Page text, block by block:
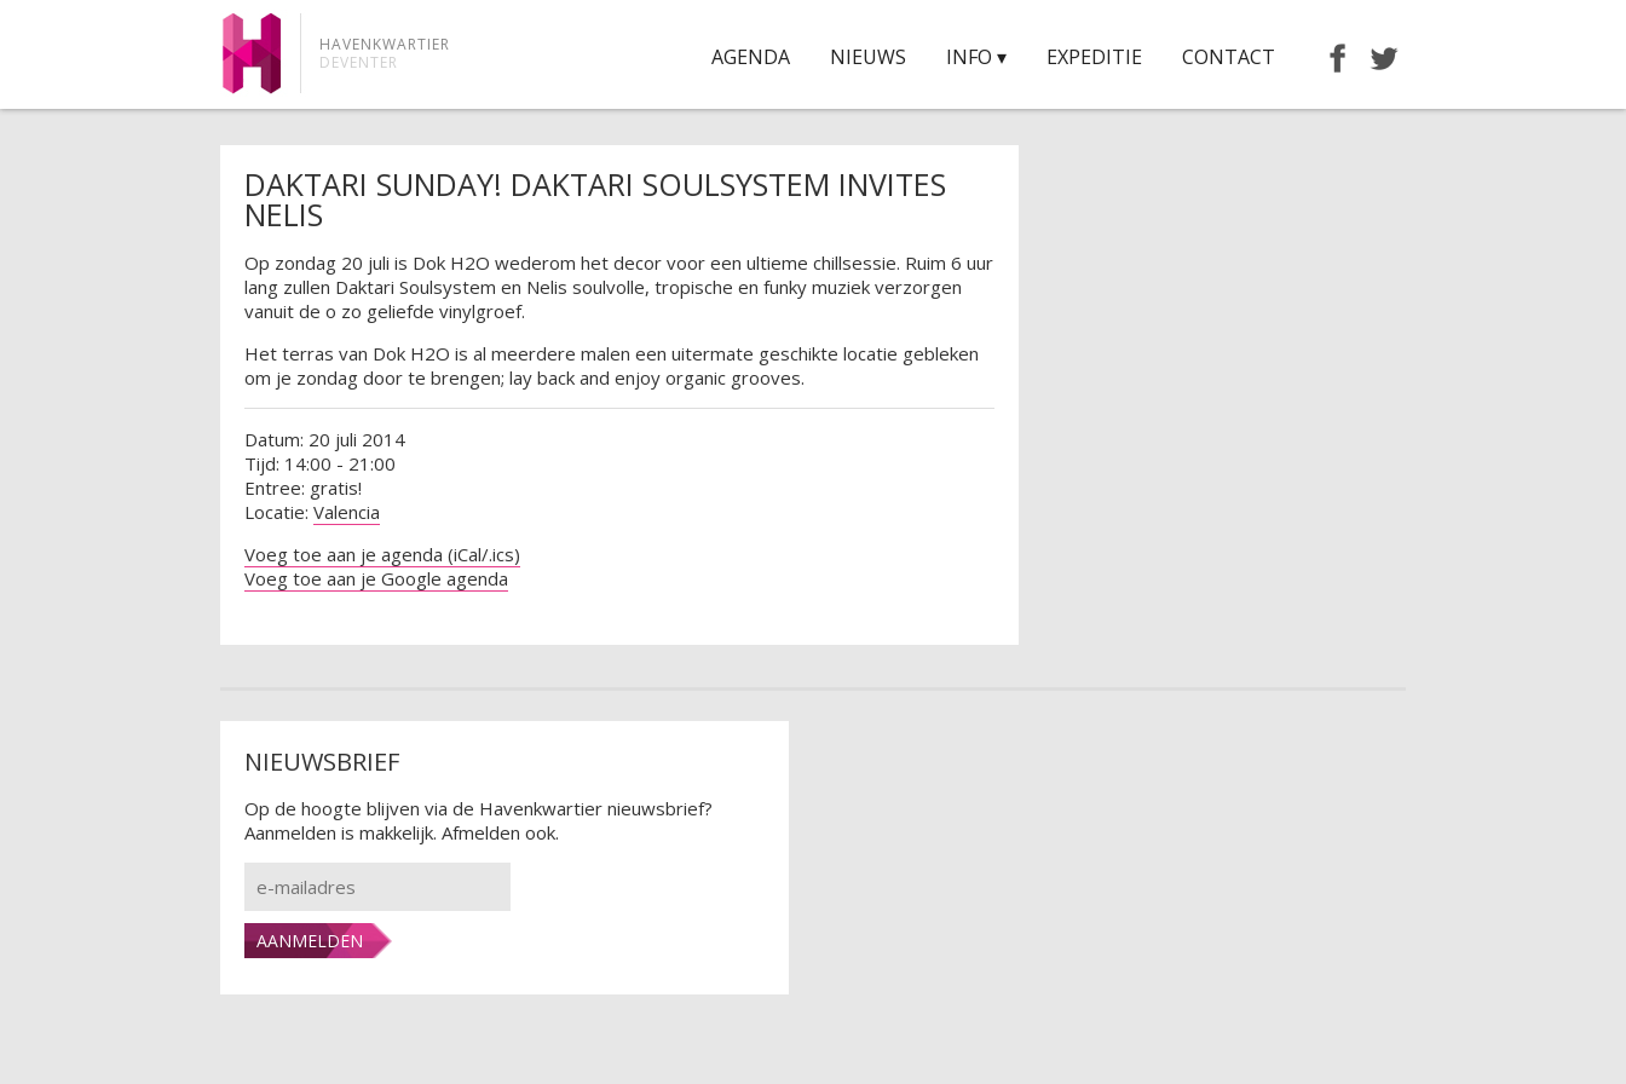
HAVENKWARTIER
DEVENTER
AGENDA NIEUWS INFO ▾ EXPEDITIE CONTACT
DAKTARI SUNDAY! DAKTARI SOULSYSTEM INVITES
NELIS
Op zondag 20 juli is Dok H2O wederom het decor voor een ultieme chillsessie. Ruim 6 uur
lang zullen Daktari Soulsystem en Nelis soulvolle, tropische en funky muziek verzorgen
vanuit de o zo geliefde vinylgroef.
Het terras van Dok H2O is al meerdere malen een uitermate geschikte locatie gebleken
om je zondag door te brengen; lay back and enjoy organic grooves.
Datum: 20 juli 2014
Tijd: 14:00 - 21:00
Entree: gratis!
Locatie: Valencia
Voeg toe aan je agenda (iCal/.ics)
Voeg toe aan je Google agenda
NIEUWSBRIEF
Op de hoogte blijven via de Havenkwartier nieuwsbrief?
Aanmelden is makkelijk. Afmelden ook.